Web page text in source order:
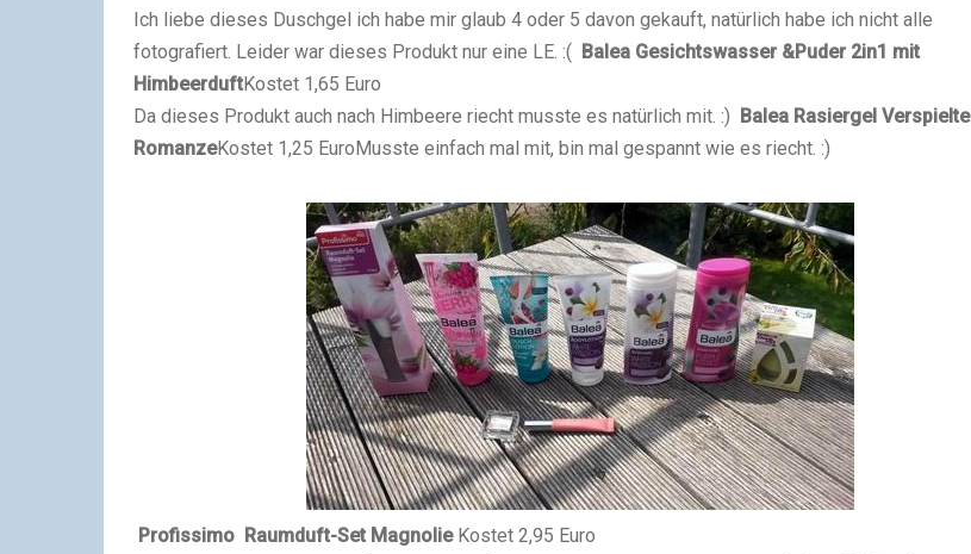
Ich liebe dieses Duschgel ich habe mir glaub 4 oder 5 davon gekauft, natürlich habe ich nicht alle
fotografiert. Leider war dieses Produkt nur eine LE. :( Balea Gesichtswasser &Puder 2in1 mit
HimbeerduftKostet 1,65 Euro
Da dieses Produkt auch nach Himbeere riecht musste es natürlich mit. :) Balea Rasiergel Verspielte
RomanzeKostet 1,25 EuroMusste einfach mal mit, bin mal gespannt wie es riecht. :)
Profissimo Raumduft-Set Magnolie Kostet 2,95 Euro